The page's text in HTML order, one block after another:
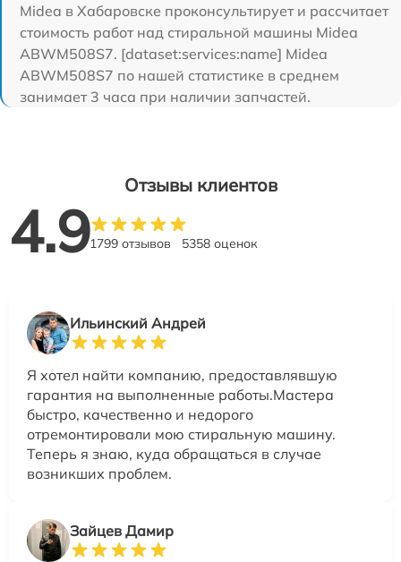
Midea в Хабаровске проконсультирует и рассчитает
стоимость работ над стиральной машины Midea
ABWM508S7. [dataset:services:name] Midea
ABWM508S7 по нашей статистике в среднем
занимает 3 часа при наличии запчастей.
Отзывы клиентов
4.91799 отзывов 5358 оценок
Ильинский Андрей
Я хотел найти компанию, предоставлявшую
гарантия на выполненные работы.Мастера
быстро, качественно и недорого
отремонтировали мою стиральную машину.
Теперь я знаю, куда обращаться в случае
возникших проблем.
Зайцев Дамир